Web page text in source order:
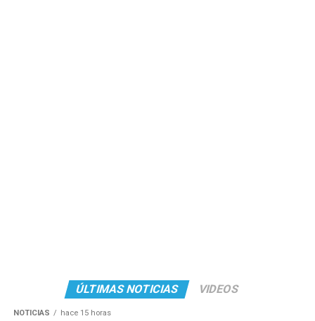
ÚLTIMAS NOTICIAS VIDEOS
NOTICIAS hace 15 horas